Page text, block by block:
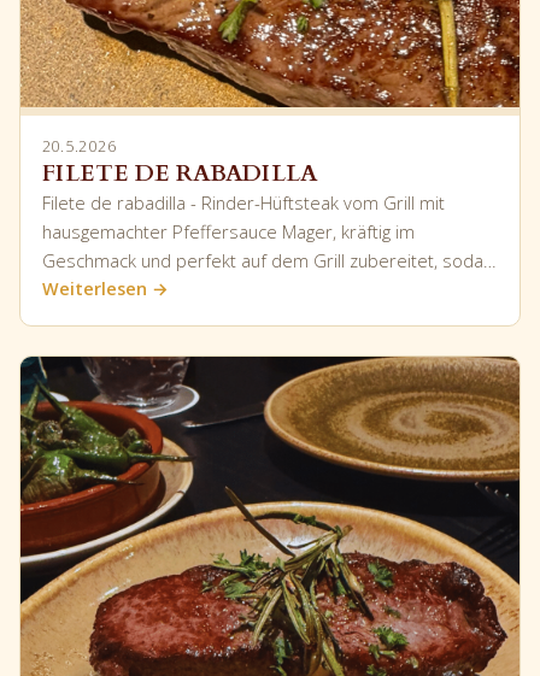
20.5.2026
FILETE DE RABADILLA
Filete de rabadilla - Rinder-Hüftsteak vom Grill mit
hausgemachter Pfeffersauce Mager, kräftig im
Geschmack und perfekt auf dem Grill zubereitet, soda…
Weiterlesen →